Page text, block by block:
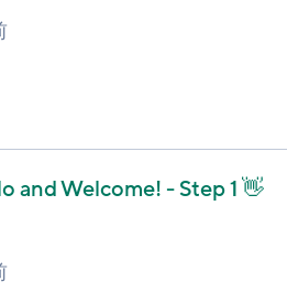
and Welcome! - Step 1 👋